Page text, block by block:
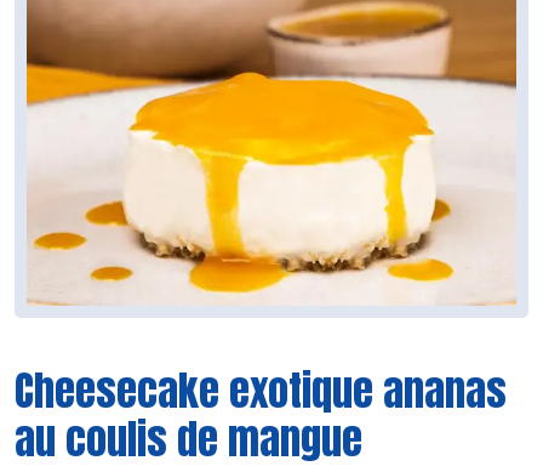
Cheesecake exotique ananas
au coulis de mangue